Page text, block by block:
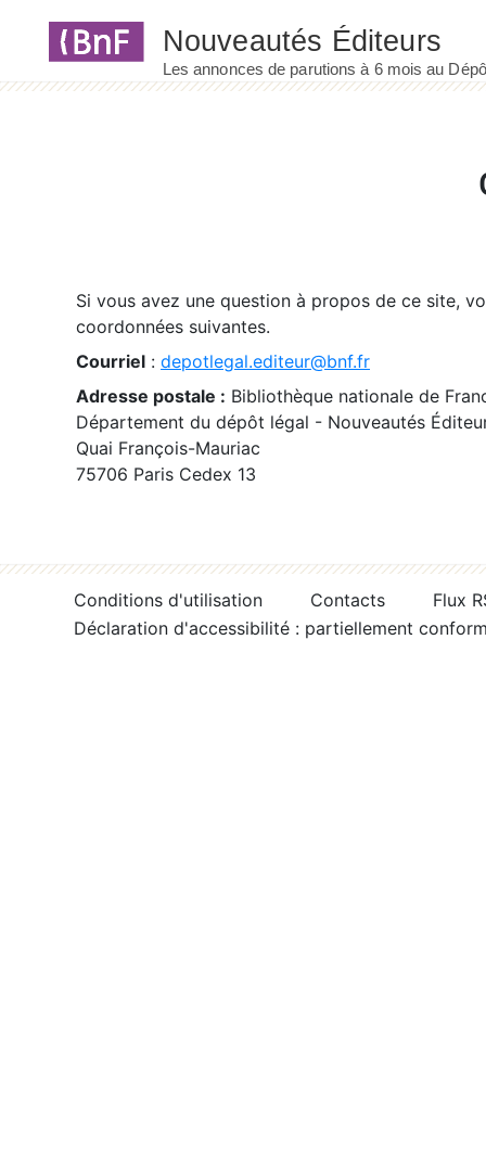
Si vous avez une question à propos de ce site,
coordonnées suivantes.
Courriel : depotlegal.editeur@bnf.fr
Adresse postale : Bibliothèque nationale de
Département du dépôt légal - Nouveautés
Quai François-Mauriac
75706 Paris Cedex 13
Conditions d'utilisation Contacts
Flux
Déclaration d'accessibilité : partiellement